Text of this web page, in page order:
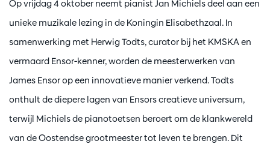
Op vrijdag 4 oktober neemt pianist Jan Michiels deel aan een
unieke muzikale lezing in de Koningin Elisabethzaal. In
samenwerking met Herwig Todts, curator bij het KMSKA en
vermaard Ensor-kenner, worden de meesterwerken van
James Ensor op een innovatieve manier verkend. Todts
onthult de diepere lagen van Ensors creatieve universum,
terwijl Michiels de pianotoetsen beroert om de klankwereld
van de Oostendse grootmeester tot leven te brengen. Dit